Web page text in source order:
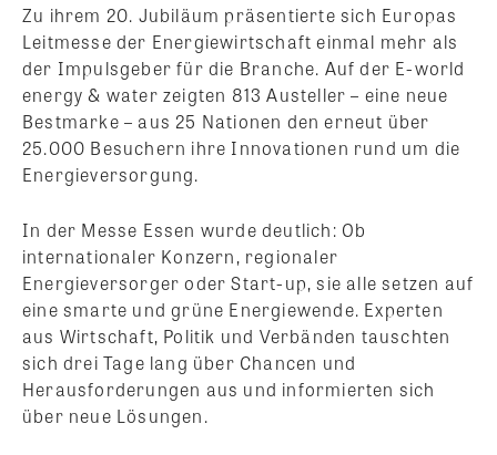
Zu ihrem 20. Jubiläum präsentierte sich Europas
Leitmesse der Energiewirtschaft einmal mehr als
der Impulsgeber für die Branche. Auf der E-world
energy & water zeigten 813 Austeller – eine neue
Bestmarke – aus 25 Nationen den erneut über
25.000 Besuchern ihre Innovationen rund um die
Energieversorgung.
In der Messe Essen wurde deutlich: Ob
internationaler Konzern, regionaler
Energieversorger oder Start-up, sie alle setzen auf
eine smarte und grüne Energiewende. Experten
aus Wirtschaft, Politik und Verbänden tauschten
sich drei Tage lang über Chancen und
Herausforderungen aus und informierten sich
über neue Lösungen.